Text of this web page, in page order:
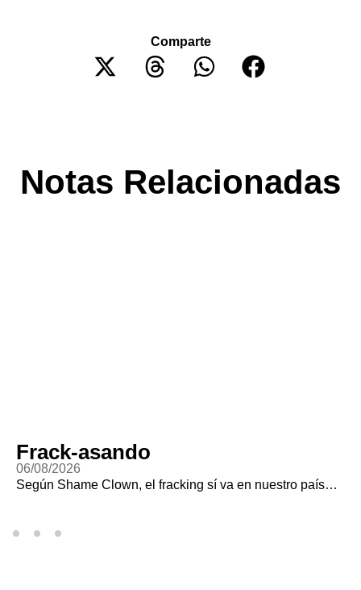
Comparte
Notas Relacionadas
Frack-asando
06/08/2026
Según Shame Clown, el fracking sí va en nuestro país…